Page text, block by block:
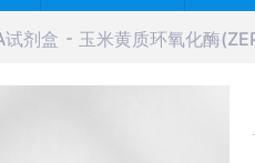
试剂盒 玉米黄质环氧化酶